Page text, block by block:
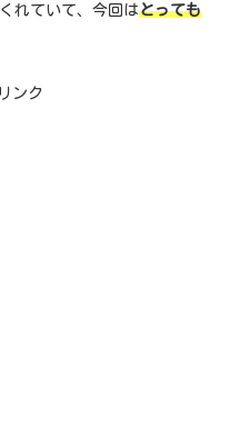
れていて、今回はとっても
ンク